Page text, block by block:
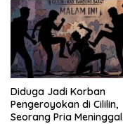
Diduga Jadi Korban
Pengeroyokan di Cililin,
Seorang Pria Meninggal